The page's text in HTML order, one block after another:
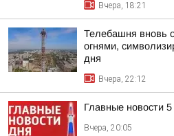
Вчера, 18:21
Телебашня вновь
огнями,
дня
Вчера, 22:12
Главные новости 5
Вчера, 20:05